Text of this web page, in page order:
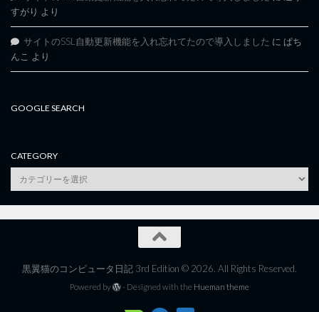
すがり より
サイトのSSL自動更新機能を入れ忘れてたので導入しました に ぱち
んこ より
GOOGLE SEARCH
CATEGORY
category
黒翼猫のコンピュータ日記 3rd Edition © 2026. All Rights Reserved.
Powered by - Designed with the Hueman theme